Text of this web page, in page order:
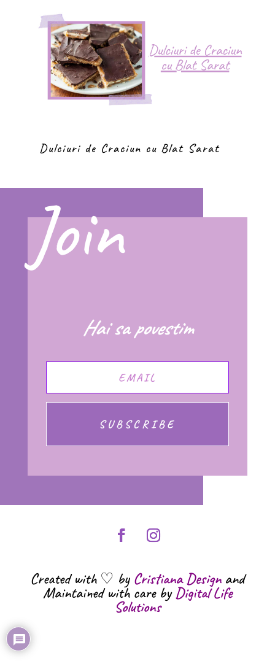
Dulciuri de Craciun cu Blat Sarat
Join
Hai sa povestim
SUBSCRIBE
Created with ♡ by Cristiana Design and
Maintained with care byDigital Life
Solutions